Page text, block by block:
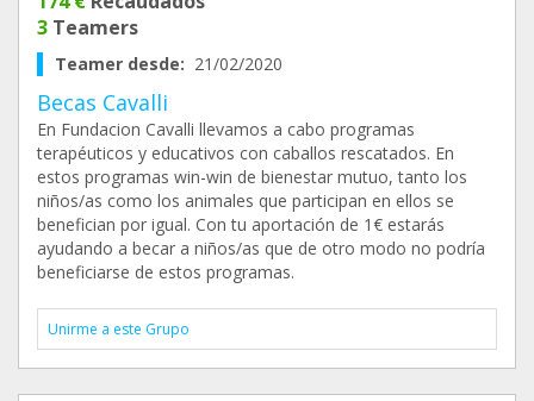
3 Teamers
Teamer desde: 21/02/2020
Becas Cavalli
En Fundacion Cavalli llevamos a cabo programas
terapéuticos y educativos con caballos rescatados. En
estos programas win-win de bienestar mutuo, tanto los
niños/as como los animales que participan en ellos se
benefician por igual. Con tu aportación de 1€ estarás
ayudando a becar a niños/as que de otro modo no podría
beneficiarse de estos programas.
Unirme a este Grupo